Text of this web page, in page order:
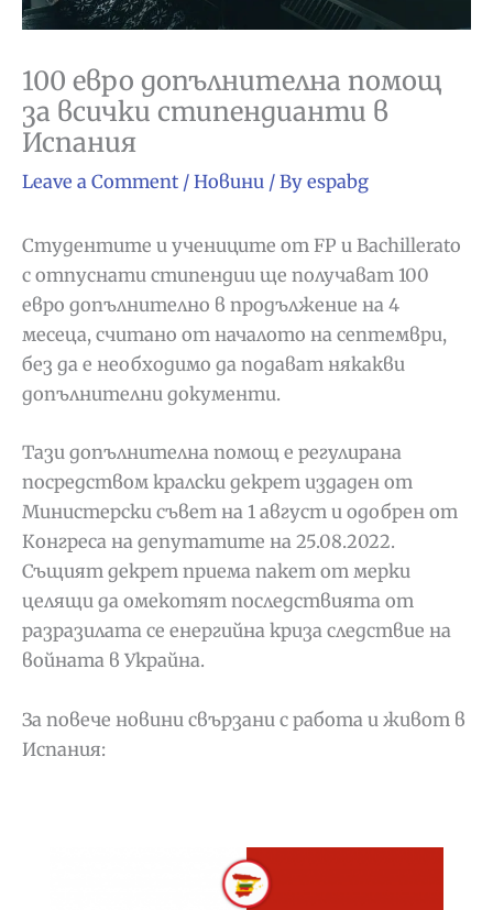
100 евро допълнителна помощ
за всички стипендианти в
Испания
Leave a Comment / Новини / By espabg
Студентите и учениците от FP и Bachillerato
с отпуснати стипендии ще получават 100
евро допълнително в продължение на 4
месеца, считано от началото на септември,
без да е необходимо да подават някакви
допълнителни документи.
Тази допълнителна помощ е регулирана
посредством кралски декрет издаден от
Министерски съвет на 1 август и одобрен от
Конгреса на депутатите на 25.08.2022.
Същият декрет приема пакет от мерки
целящи да омекотят последствията от
разразилата се енергийна криза следствие на
войната в Украйна.
За повече новини свързани с работа и живот в
Испания: